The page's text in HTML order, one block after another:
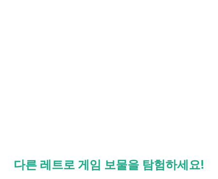
다른 레트로 게임 보물을 탐험하세요!